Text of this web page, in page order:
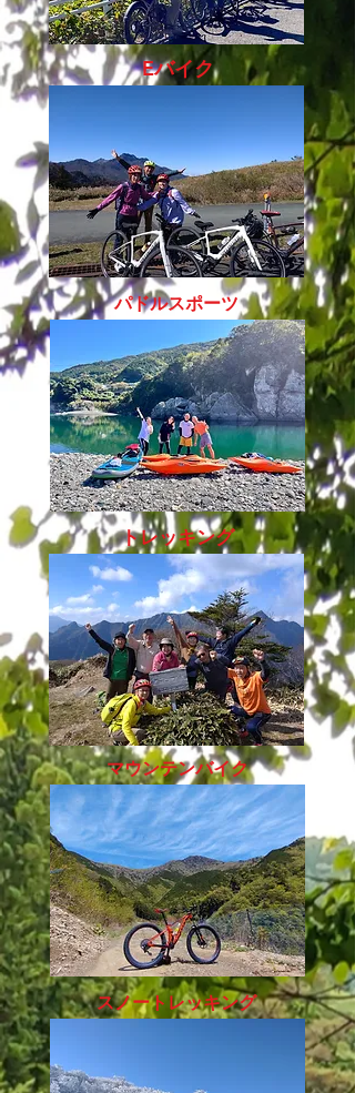
Eバイク
パドルスポーツ
トレッキング
​マウンテンバイク
スノートレッキング